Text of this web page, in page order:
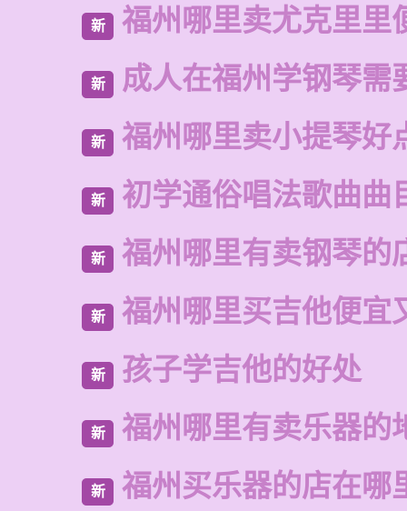
新 福州哪里卖尤克里里
新 成人在福州学钢琴需
新 福州哪里卖小提琴好
新 初学通俗唱法歌曲曲
新 福州哪里有卖钢琴的
新 福州哪里买吉他便宜
新 孩子学吉他的好处
新 福州哪里有卖乐器的
新 福州买乐器的店在哪